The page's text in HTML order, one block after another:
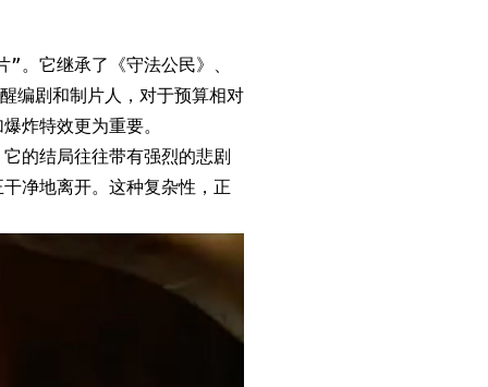
。它继承了《守法公民》、
编剧和制片人，对于预算相对
炸特效更为重要。
的结局往往带有强烈的悲剧
净地离开。这种复杂性，正